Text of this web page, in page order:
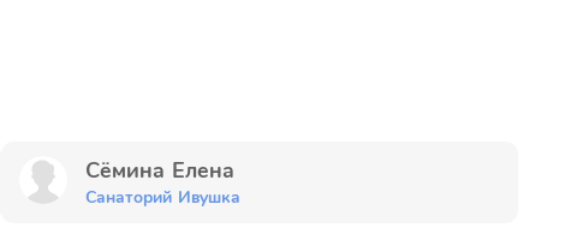
Сёмина Елена
Санаторий Ивушка